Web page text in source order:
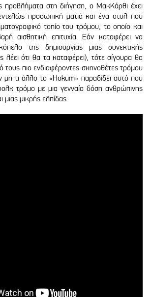
προβλήματα στη διήγηση, ο ΜακΚάρθι έχει
προσωπική ματιά και ένα στυλ που
τοπίο του τρόμου, το οποίο και
αισθητική επιτυχία. Εάν καταφέρει να
της δημιουργίας μιας συνεκτικής
λέει ότι θα τα καταφέρει), τότε σίγουρα θα
τους πιο ενδιαφέροντες σκηνοθέτες τρόμου
μη τι άλλο το «Hokum» παραδίδει αυτό που
τρόμο με μια γενναία δόση ανθρώπινης
μικρής ελπίδας.